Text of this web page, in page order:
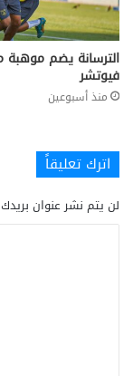
الترسانة يضم موهبة
فيوتشر
منذ أسبوعين
اترك تعليقاً
لن يتم نشر عنوان